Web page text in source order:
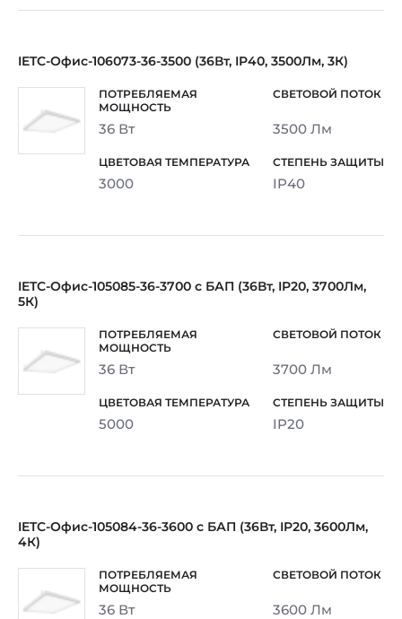
IETC-Офис-106073-36-3500 (36Вт, IP40, 3500Лм, 3К)
36 Вт 3500 Лм
3000 IP40
IETC-Офис-105085-36-3700 с БАП (36Вт, IP20, 3700Лм,
5К)
36 Вт 3700 Лм
5000 IP20
IETC-Офис-105084-36-3600 с БАП (36Вт, IP20, 3600Лм,
4К)
36 Вт 3600 Лм